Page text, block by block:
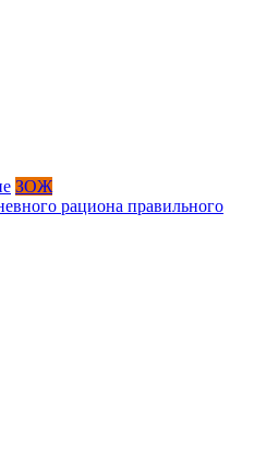
ЗОЖ
рациона правильного